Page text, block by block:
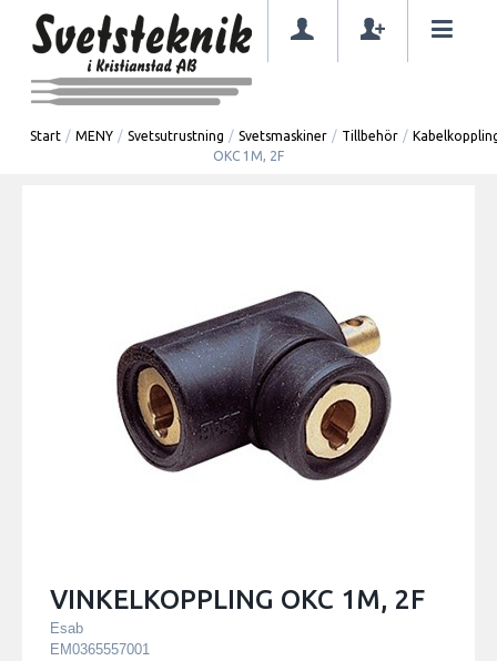
Start / MENY / Svetsutrustning / Svetsmaskiner / Tillbehör /
OKC 1M, 2F
VINKELKOPPLING OKC 1M, 2F
Esab
EM0365557001